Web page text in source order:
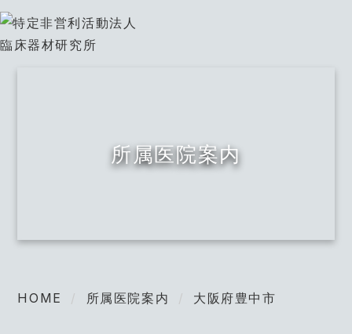
所属医院案内
HOME 所属医院案内 大阪府豊中市